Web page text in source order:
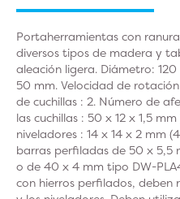
Portaherramientas con
diversos tipos de madera y
aleación ligera. Diámetro:
50 mm. Velocidad de
de cuchillas : 2. Número de
las cuchillas : 50 x 12 x 1,5
niveladores : 14 x 14 x 2 mm
barras perfiladas de 50 x 5,5
o de 40 x 4 mm tipo DW-
con hierros perfilados, deben